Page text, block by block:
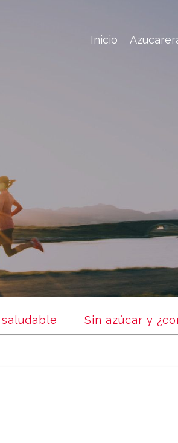
Inicio
Sin azúcar y